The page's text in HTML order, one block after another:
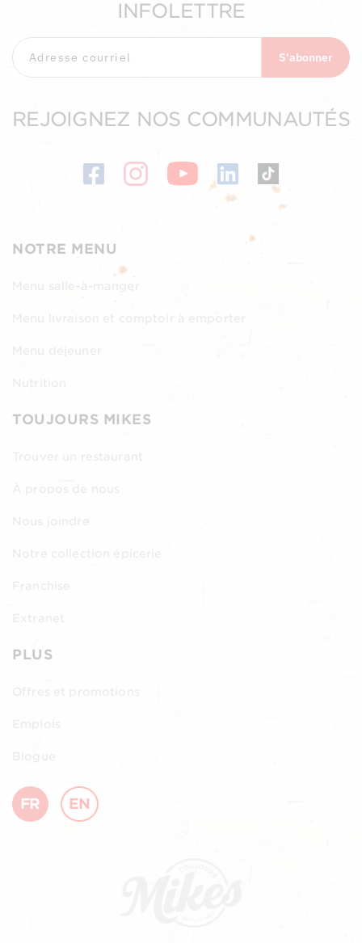
NOTRE MENU
Menu salle-à-manger
Menu livraison et comptoir à emporter
TOUJOURS MIKES
Nous joindre
PLUS
Emplois
Blogue
FR EN
INFOLETTRE
S'abonner
REJOIGNEZ NOS COMMUNAUTÉS